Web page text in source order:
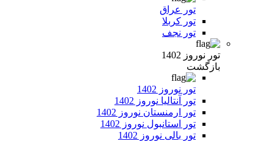
تور عراق
تور کربلا
تور نجف
تور نوروز 1402
بازگشت
تور نوروز 1402
تور آنتالیا نوروز 1402
تور ارمنستان نوروز 1402
تور استانبول نوروز 1402
تور بالی نوروز 1402